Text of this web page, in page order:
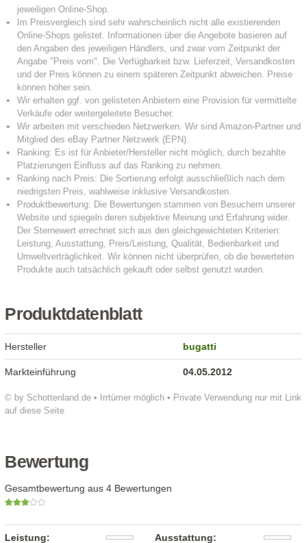
Produktdatenblatt
© by Schottenland.de • Irrtümer möglich • Private Verwendung nur mit Link
auf diese Seite
Hersteller bugatti
Markteinführung 04.05.2012
Bewertung
Gesamtbewertung aus 4 Bewertungen
Leistung: Ausstattung: